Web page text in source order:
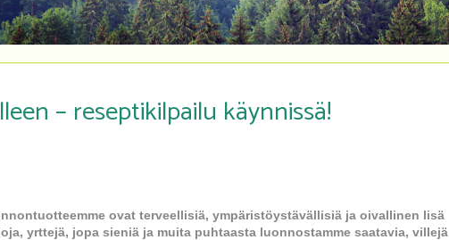
– reseptikilpailu käynnissä!
ovat terveellisiä, ympäristöystävällisiä ja oivallinen lisä
yrttejä, jopa sieniä ja muita puhtaasta luonnostamme saatavia, villejä